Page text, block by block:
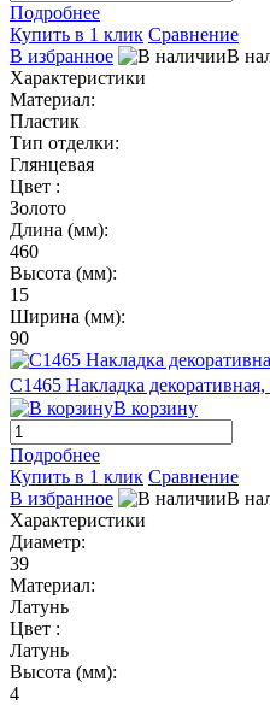
Подробнее
Купить в 1 клик Сравнение
В избранное
В
Характеристики
Материал:
Пластик
Тип отделки:
Глянцевая
Цвет :
Золото
Длина (мм):
460
Высота (мм):
15
Ширина (мм):
90
C1465 Накладка декоративная,
В корзину
Подробнее
Купить в 1 клик Сравнение
В избранное
В
Характеристики
Диаметр:
39
Материал:
Латунь
Цвет :
Латунь
Высота (мм):
4